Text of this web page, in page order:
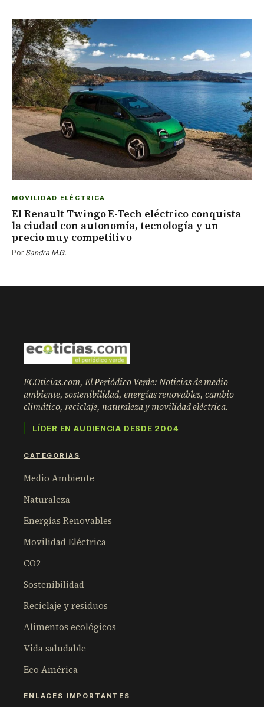
MOVILIDAD ELÉCTRICA
El Renault Twingo E-Tech eléctrico conquista
la ciudad con autonomía, tecnología y un
precio muy competitivo
Por Sandra M.G.
ECOticias.com, El Periódico Verde: Noticias de medio
ambiente, sostenibilidad, energías renovables, cambio
climático, reciclaje, naturaleza y movilidad eléctrica.
LÍDER EN AUDIENCIA DESDE 2004
CATEGORÍAS
Medio Ambiente
Naturaleza
Energías Renovables
Movilidad Eléctrica
CO2
Sostenibilidad
Reciclaje y residuos
Alimentos ecológicos
Vida saludable
Eco América
ENLACES IMPORTANTES